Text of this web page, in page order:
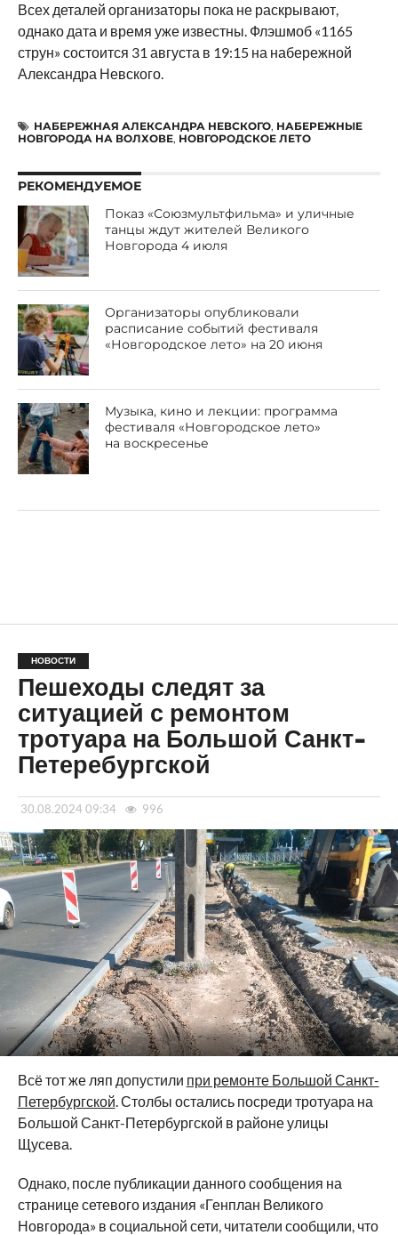
Всех деталей организаторы пока не раскрывают,
однако дата и время уже известны. Флэшмоб «1165
струн» состоится 31 августа в 19:15 на набережной
Александра Невского.
НАБЕРЕЖНАЯ АЛЕКСАНДРА НЕВСКОГО, НАБЕРЕЖНЫЕ
НОВГОРОДА НА ВОЛХОВЕ, НОВГОРОДСКОЕ ЛЕТО
РЕКОМЕНДУЕМОЕ
Показ «Союзмультфильма» и уличные
танцы ждут жителей Великого
Новгорода 4 июля
Организаторы опубликовали
расписание событий фестиваля
«Новгородское лето» на 20 июня
Музыка, кино и лекции: программа
фестиваля «Новгородское лето»
на воскресенье
НОВОСТИ
Пешеходы следят за
ситуацией с ремонтом
тротуара на Большой Санкт-
Петеребургской
30.08.2024 09:34 996
Всё тот же ляп допустили при ремонте Большой Санкт-
Петербургской. Столбы остались посреди тротуара на
Большой Санкт-Петербургской в районе улицы
Щусева.
Однако, после публикации данного сообщения на
странице сетевого издания «Генплан Великого
Новгорода» в социальной сети, читатели сообщили, что